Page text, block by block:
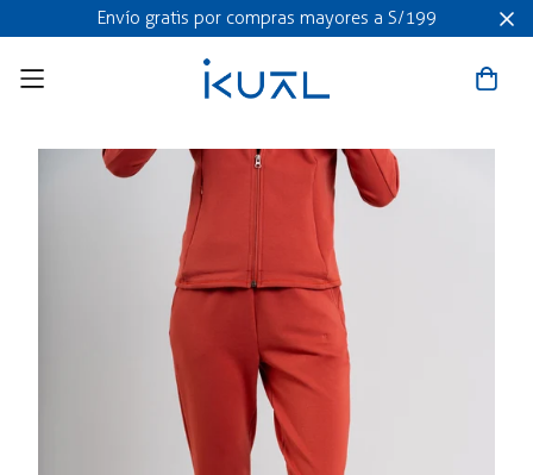
Envío gratis por compras mayores a S/199